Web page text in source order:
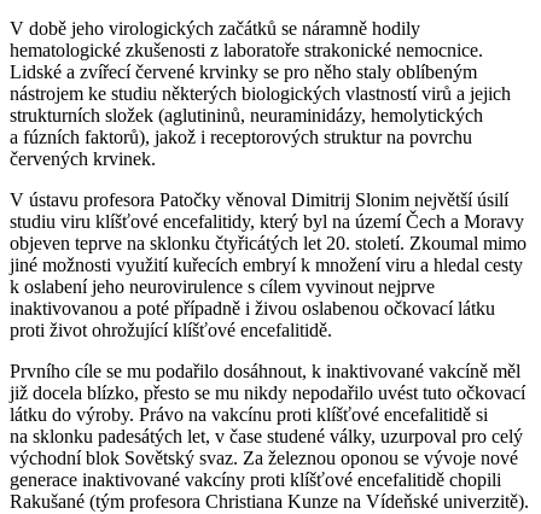
V době jeho virologických začátků se náramně hodily
hematologické zkušenosti z laboratoře strakonické nemocnice.
Lidské a zvířecí červené krvinky se pro něho staly oblíbeným
nástrojem ke studiu některých biologických vlastností virů a jejich
strukturních složek (aglutininů, neuraminidázy, hemolytických
a fúzních faktorů), jakož i receptorových struktur na povrchu
červených krvinek.
V ústavu profesora Patočky věnoval Dimitrij Slonim největší úsilí
studiu viru klíšťové encefalitidy, který byl na území Čech a Moravy
objeven teprve na sklonku čtyřicátých let 20. století. Zkoumal mimo
jiné možnosti využití kuřecích embryí k množení viru a hledal cesty
k oslabení jeho neurovirulence s cílem vyvinout nejprve
inaktivovanou a poté případně i živou oslabenou očkovací látku
proti život ohrožující klíšťové encefalitidě.
Prvního cíle se mu podařilo dosáhnout, k inaktivované vakcíně měl
již docela blízko, přesto se mu nikdy nepodařilo uvést tuto očkovací
látku do výroby. Právo na vakcínu proti klíšťové encefalitidě si
na sklonku padesátých let, v čase studené války, uzurpoval pro celý
východní blok Sovětský svaz. Za železnou oponou se vývoje nové
generace inaktivované vakcíny proti klíšťové encefalitidě chopili
Rakušané (tým profesora Christiana Kunze na Vídeňské univerzitě).